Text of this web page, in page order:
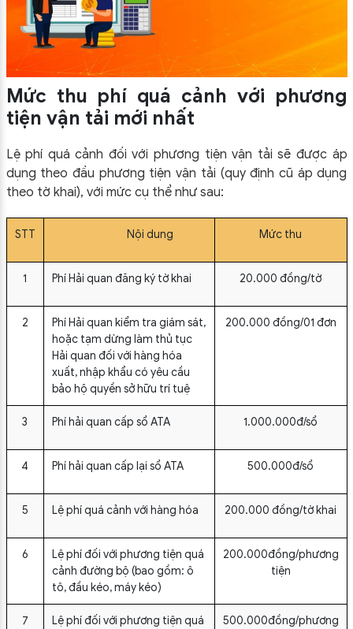
Mức thu phí quá cảnh với phương
tiện vận tải mới nhất
Lệ phí quá cảnh đối với phương tiện vận tải sẽ được áp
dụng theo đầu phương tiện vận tải (quy định cũ áp dụng
theo tờ khai), với mức cụ thể như sau:
STT Nội dung Mức thu
1 Phí Hải quan đăng ký tờ khai 20.000 đồng/tờ
2
Phí Hải quan kiểm tra giám sát,
hoặc tạm dừng làm thủ tục
Hải quan đối với hàng hóa
xuất, nhập khẩu có yêu cầu
bảo hộ quyền sở hữu trí tuệ
200.000 đồng/01 đơn
3 Phí hải quan cấp sổ ATA 1.000.000đ/sổ
4 Phí hải quan cấp lại sổ ATA 500.000đ/sổ
5 Lệ phí quá cảnh với hàng hóa 200.000 đồng/tờ khai
6
Lệ phí đối với phương tiện quá
cảnh đường bộ (bao gồm: ô
tô, đầu kéo, máy kéo)
200.000đồng/phương
tiện
7
Lệ phí đối với phương tiện quá
500.000đồng/phương